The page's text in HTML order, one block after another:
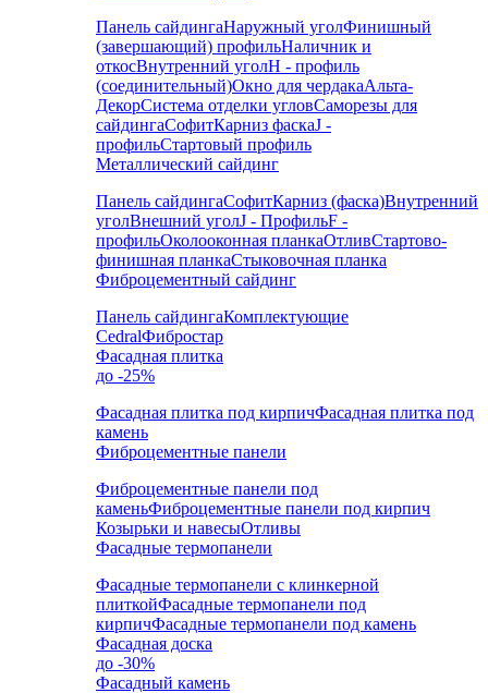
Панель сайдингаНаружный уголФинишный
(завершающий) профильНаличник и
откосВнутренний уголH - профиль
(соединительный)Окно для чердакаАльта-
ДекорСистема отделки угловСаморезы для
сайдингаСофитКарниз фаскаJ -
профильСтартовый профиль
Металлический сайдинг
Панель сайдингаСофитКарниз (фаска)Внутренний
уголВнешний уголJ - ПрофильF -
профильОколооконная планкаОтливСтартово-
финишная планкаСтыковочная планка
Фиброцементный сайдинг
Панель сайдингаКомплектующие
CedralФибростар
Фасадная плитка
до -25%
Фасадная плитка под кирпичФасадная плитка под
камень
Фиброцементные панели
Фиброцементные панели под
каменьФиброцементные панели под кирпич
Козырьки и навесыОтливы
Фасадные термопанели
Фасадные термопанели с клинкерной
плиткойФасадные термопанели под
кирпичФасадные термопанели под камень
Фасадная доска
до -30%
Фасадный камень